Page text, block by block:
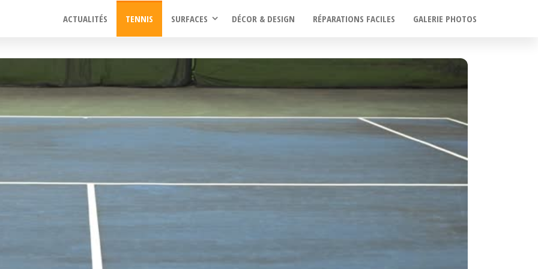
ACTUALITÉS TENNIS SURFACES DÉCOR & DESIGN RÉPARATIONS FACILES GALERIE PHOTOS